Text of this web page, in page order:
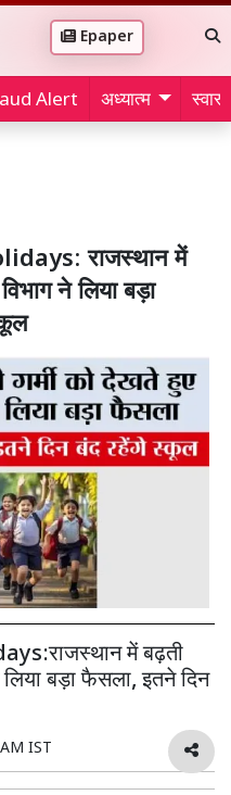
Epaper
Alert अध्यात्म
राजस्थान में
ने लिया बड़ा
में बढ़ती
लिया बड़ा फैसला, इतने दिन
IST